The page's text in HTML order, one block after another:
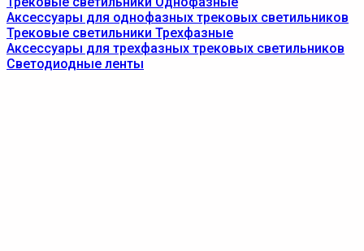
Аксессуары для однофазных трековых светильников
Трековые светильники Трехфазные
Аксессуары для трехфазных трековых светильников
Светодиодные ленты